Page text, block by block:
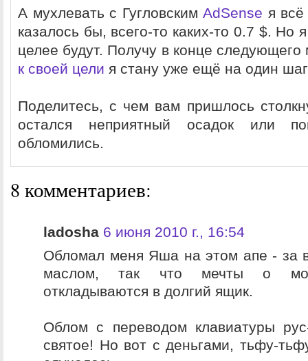
А мухлевать с Гугловским AdSense я
казалось бы, всего-то каких-то 0.7 $. Но
целее будут. Получу в конце
к своей цели я стану уже ещё на один
Поделитесь, с чем вам пришлось
остался неприятный осадок или
обломились.
8 комментариев:
ladosha 6 июня 2010 г., 16:54
Обломал меня Яша на этом апе - за
маслом, так что мечты о
откладываются в долгий ящик.
Облом с переводом клавиатуры
святое! Но вот с деньгами, тьфу-